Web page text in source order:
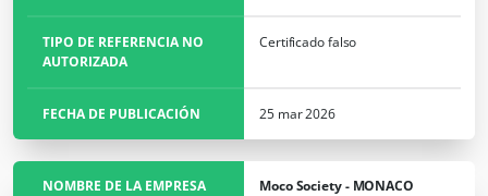
TIPO DE REFERENCIA NO
AUTORIZADA
Certificado falso
FECHA DE PUBLICACIÓN 25 mar 2026
NOMBRE DE LA EMPRESA Moco Society - MONACO